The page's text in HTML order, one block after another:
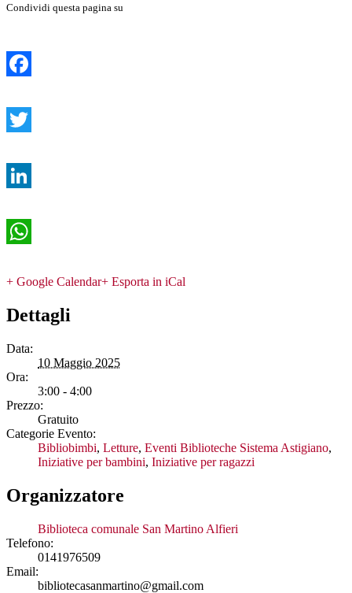
Condividi questa pagina su
+ Google Calendar+ Esporta in iCal
Dettagli
Data:
10 Maggio 2025
Ora:
3:00 - 4:00
Prezzo:
Gratuito
Categorie Evento:
Bibliobimbi, Letture, Eventi Biblioteche Sistema Astigiano,
Iniziative per bambini, Iniziative per ragazzi
Organizzatore
Biblioteca comunale San Martino Alfieri
Telefono:
0141976509
Email:
bibliotecasanmartino@gmail.com